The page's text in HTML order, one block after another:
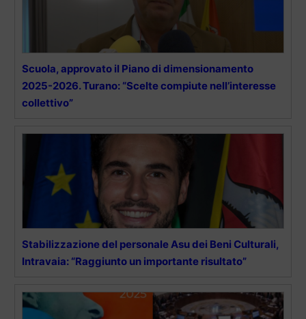
Scuola, approvato il Piano di dimensionamento
2025-2026. Turano: “Scelte compiute nell’interesse
collettivo”
Stabilizzazione del personale Asu dei Beni Culturali,
Intravaia: “Raggiunto un importante risultato”